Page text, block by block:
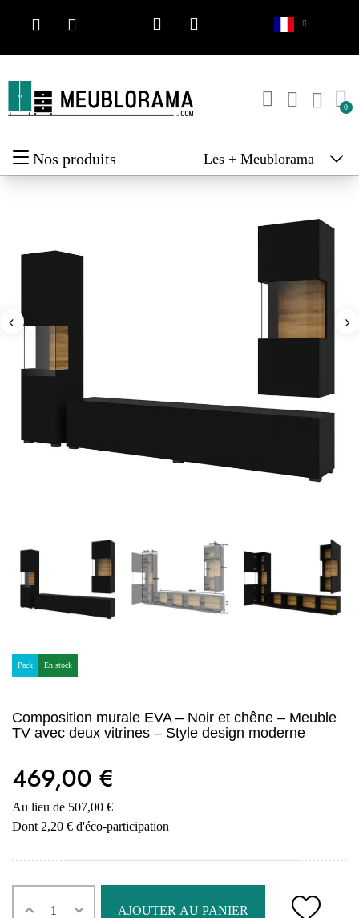
Nos produits Les + Meublorama
Pack En stock
Composition murale EVA – Noir et chêne – Meuble
TV avec deux vitrines – Style design moderne
469,00 €
Au lieu de 507,00 €
Dont 2,20 € d'éco-participation
AJOUTER AU PANIER